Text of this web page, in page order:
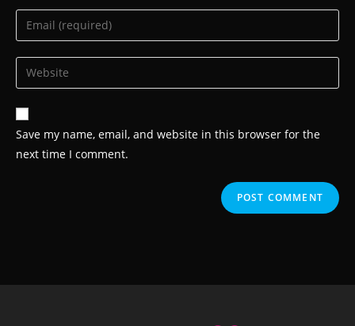
name
comment
Enter
your
email
address
comment
Enter
your
website
URL
(optional)
Save my name, email, and website in this browser for the
next time I comment.